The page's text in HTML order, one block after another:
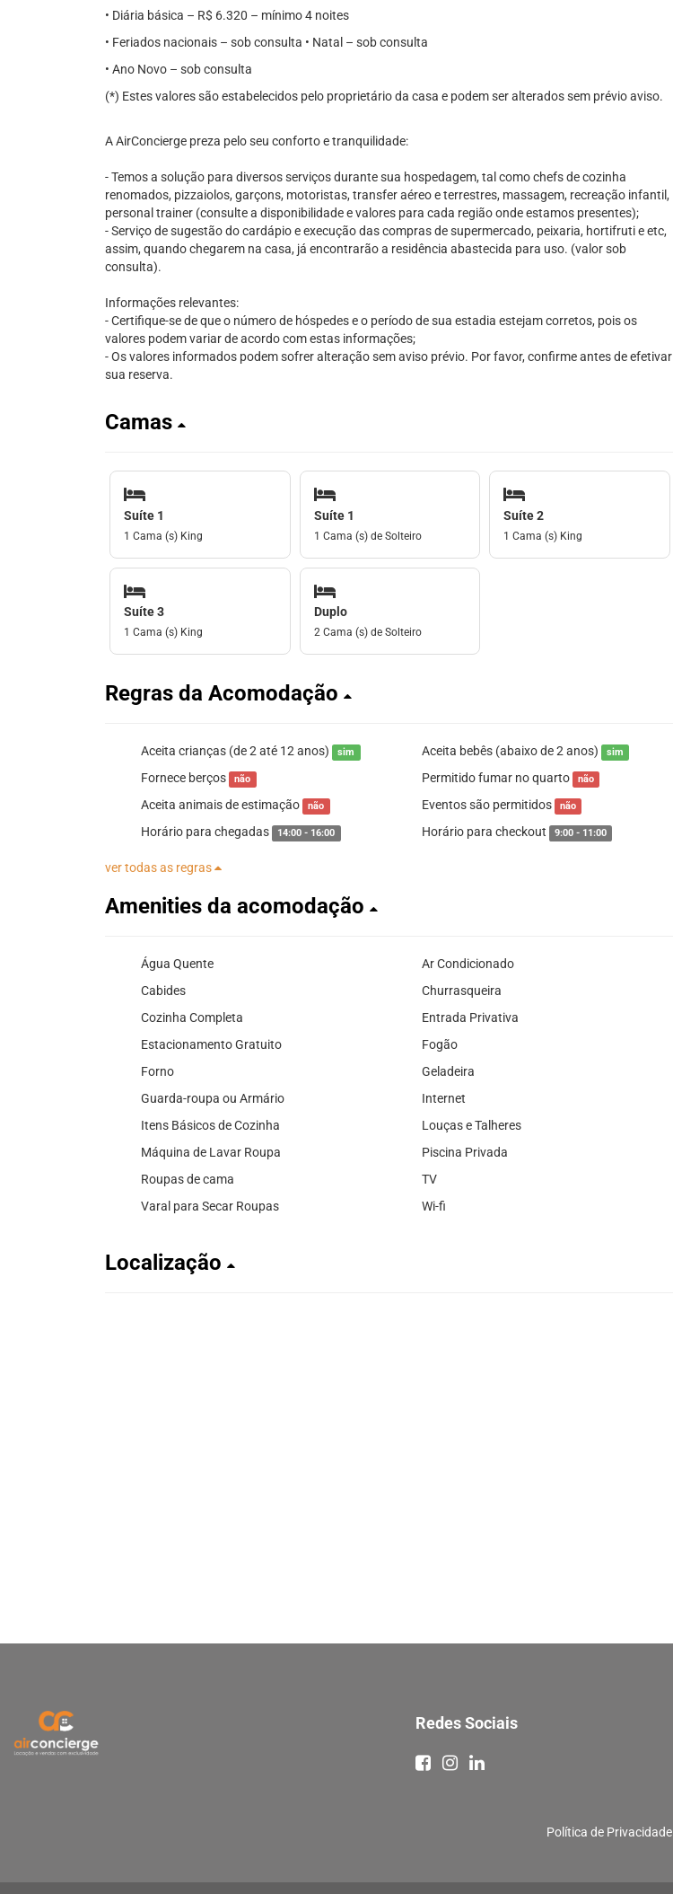
• Diária básica – R$ 6.320 – mínimo 4 noites
• Feriados nacionais – sob consulta • Natal – sob consulta
• Ano Novo – sob consulta
(*) Estes valores são estabelecidos pelo proprietário da casa e podem ser alterados sem prévio aviso.
A AirConcierge preza pelo seu conforto e tranquilidade:
- Temos a solução para diversos serviços durante sua hospedagem, tal como chefs de cozinha
renomados, pizzaiolos, garçons, motoristas, transfer aéreo e terrestres, massagem, recreação infantil,
personal trainer (consulte a disponibilidade e valores para cada região onde estamos presentes);
- Serviço de sugestão do cardápio e execução das compras de supermercado, peixaria, hortifruti e etc,
assim, quando chegarem na casa, já encontrarão a residência abastecida para uso. (valor sob
consulta).
Informações relevantes:
- Certifique-se de que o número de hóspedes e o período de sua estadia estejam corretos, pois os
valores podem variar de acordo com estas informações;
- Os valores informados podem sofrer alteração sem aviso prévio. Por favor, confirme antes de efetivar
sua reserva.
Camas
Suíte 1
1 Cama (s) King
Suíte 1
1 Cama (s) de Solteiro
Suíte 2
1 Cama (s) King
Suíte 3
1 Cama (s) King
Duplo
2 Cama (s) de Solteiro
Regras da Acomodação
Aceita crianças (de 2 até 12 anos) sim Aceita bebês (abaixo de 2 anos) sim
Fornece berços não Permitido fumar no quarto não
Aceita animais de estimação não Eventos são permitidos não
Horário para chegadas 14:00 - 16:00 Horário para checkout 9:00 - 11:00
ver todas as regras
Amenities da acomodação
Água Quente
Ar Condicionado
Cabides
Churrasqueira
Cozinha Completa
Entrada Privativa
Estacionamento Gratuito
Fogão
Forno
Geladeira
Guarda-roupa ou Armário
Internet
Itens Básicos de Cozinha
Louças e Talheres
Máquina de Lavar Roupa
Piscina Privada
Roupas de cama
TV
Varal para Secar Roupas
Wi-fi
Localização
Redes Sociais
Política de Privacidade